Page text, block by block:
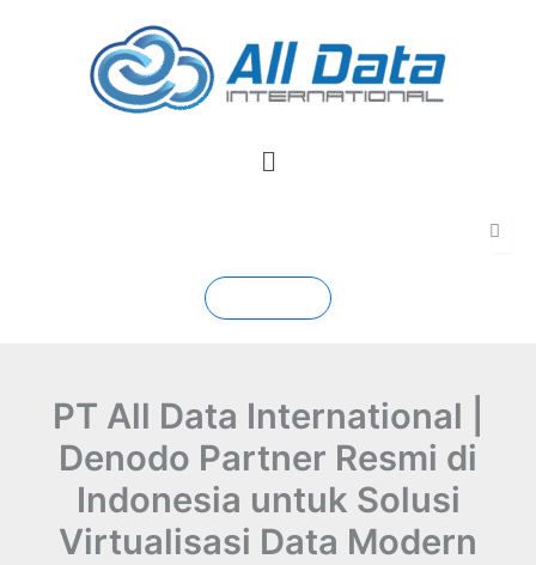
Menu
PT All Data International |
Denodo Partner Resmi di
Indonesia untuk Solusi
Virtualisasi Data Modern